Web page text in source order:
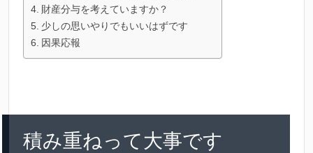
財産分与を考えていますか？
少しの思いやりでもいいはずです
因果応報
積み重ねって大事です